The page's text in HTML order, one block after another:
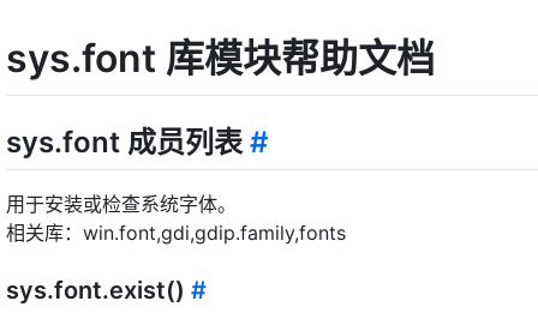
sys.font 库模块帮助文档
sys.font 成员列表 #
用于安装或检查系统字体。
相关库：win.font,gdi,gdip.family,fonts
sys.font.exist() #